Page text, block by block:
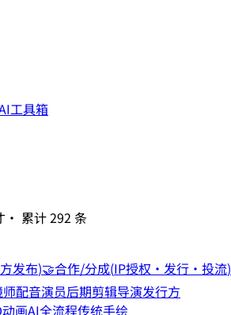
工具箱
· 累计292 条
发布)🤝合作/分成(IP授权·发行·投流)
师配音演员后期剪辑导演发行方
画AI全流程传统手绘